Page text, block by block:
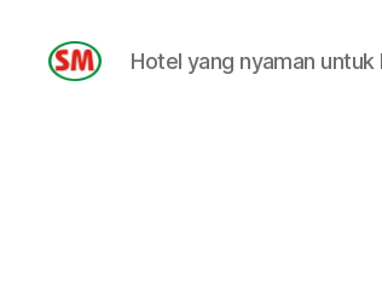
Hotel yang nyaman